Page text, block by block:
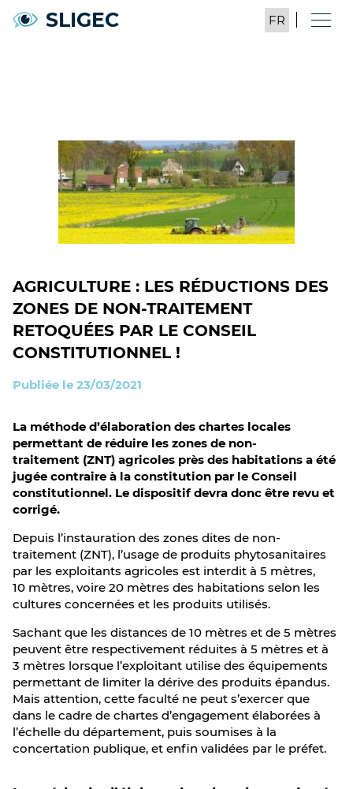
SLIGEC
AGRICULTURE : LES RÉDUCTIONS DES
ZONES DE NON-TRAITEMENT
RETOQUÉES PAR LE CONSEIL
CONSTITUTIONNEL !
Publiée le 23/03/2021
La méthode d’élaboration des chartes locales
permettant de réduire les zones de non-
traitement (ZNT) agricoles près des habitations a été
jugée contraire à la constitution par le Conseil
constitutionnel. Le dispositif devra donc être revu et
corrigé.
Depuis l’instauration des zones dites de non-
traitement (ZNT), l’usage de produits phytosanitaires
par les exploitants agricoles est interdit à 5 mètres,
10 mètres, voire 20 mètres des habitations selon les
cultures concernées et les produits utilisés.
Sachant que les distances de 10 mètres et de 5 mètres
peuvent être respectivement réduites à 5 mètres et à
3 mètres lorsque l’exploitant utilise des équipements
permettant de limiter la dérive des produits épandus.
Mais attention, cette faculté ne peut s’exercer que
dans le cadre de chartes d’engagement élaborées à
l’échelle du département, puis soumises à la
concertation publique, et enfin validées par le préfet.